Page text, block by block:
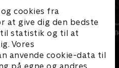
cookies fra
at give dig den bedste
til statistik og til at
Vores
anvende cookie-data til